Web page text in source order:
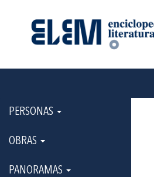
PERSONAS
OBRAS
PANORAMAS